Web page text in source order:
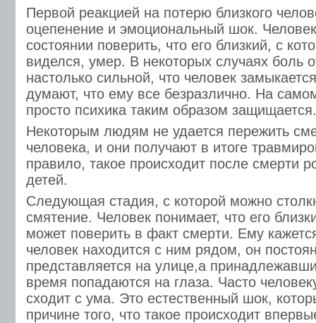
Первой реакцией на потерю близкого
оцепенение и эмоциональный шок.
состоянии поверить, что его близкий, с
виделся, умер. В некоторых случаях боль
настолько сильной, что человек
думают, что ему все безразлично. На
просто психика таким образом защищается.
Некоторым людям не удается пережить
человека, и они получают в итоге
правило, такое происходит после смерти
детей.
Следующая стадия, с которой можно
смятение. Человек понимает, что его
может поверить в факт смерти. Ему
человек находится с ним рядом, он
представляется на улице,а
время попадаются на глаза. Часто
сходит с ума. Это естественный шок,
причине того, что такое происходит